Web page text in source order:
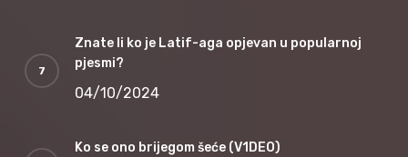
Znate li ko je Latif-aga opjevan u popularnoj
pjesmi?
04/10/2024
Ko se ono brijegom šeće (V1DEO)